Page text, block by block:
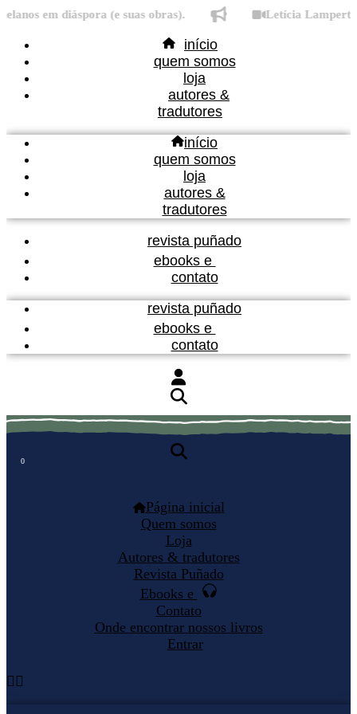
Ir
conteúdo
em diáspora (e suas obras). Letícia Lampert
início
quem somos
loja
autores &
tradutores
início
quem somos
loja
autores &
tradutores
revista puñado
ebooks e
contato
revista puñado
ebooks e
contato
0
Página inicial
Quem somos
Loja
Autores & tradutores
Revista Puñado
Ebooks e
Contato
Onde encontrar nossos livros
Entrar